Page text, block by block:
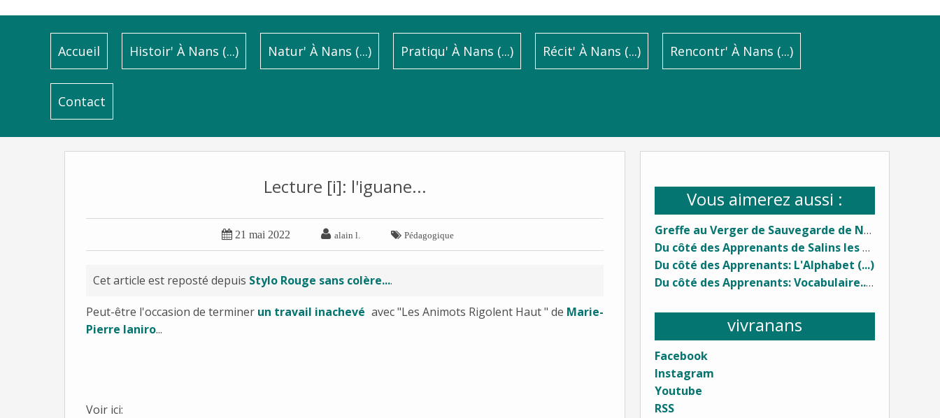
Accueil Histoir' À Nans (...) Natur' À Nans (...) Pratiqu' À Nans (...) Récit' À Nans (...) Rencontr' À Nans (...)
Contact
Vous aimerez aussi :
Greffe au Verger de Sauvegarde de Nans sous Sainte Anne... (1)
Du côté des Apprenants de Salins les Bains: Le Genre (...)
Du côté des Apprenants: L'Alphabet (...)
Du côté des Apprenants: Vocabulaire... (1)
vivranans
Facebook
Instagram
Youtube
RSS
Lecture [i]: l'iguane...
 21 mai 2022  alain l.  Pédagogique
Cet article est reposté depuis Stylo Rouge sans colère....
Peut-être l'occasion de terminer un travail inachevé avec "Les Animots Rigolent Haut " de Marie-
Pierre Ianiro...
Voir ici: